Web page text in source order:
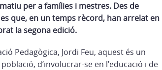
per a famílies i mestres. Des de
que, en un temps rècord, han arrelat en
la segona edició.
Pedagògica, Jordi Feu, aquest és un
d’involucrar-se en l’educació i de